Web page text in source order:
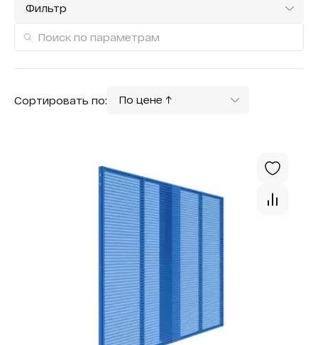
Фильтр
Сортировать по:
По цене ↑